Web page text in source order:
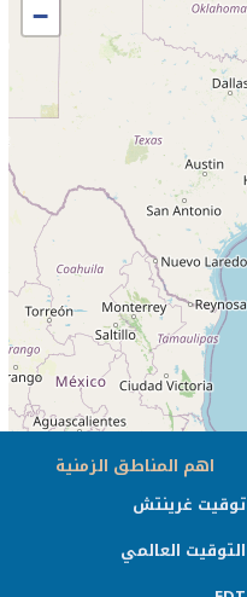
−
اهم المناطق الزمنية
توقيت غرينتش
التوقيت العالمي